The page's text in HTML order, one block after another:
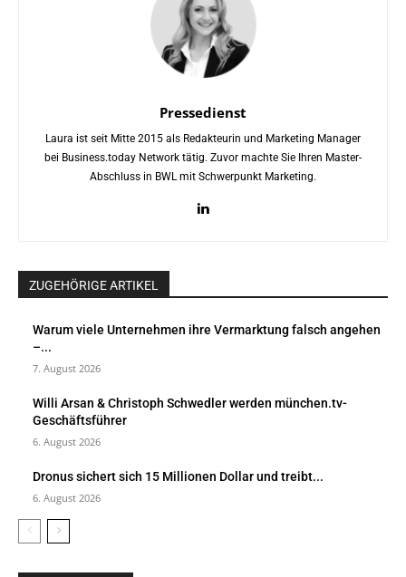
Pressedienst
Laura ist seit Mitte 2015 als Redakteurin und Marketing Manager
bei Business.today Network tätig. Zuvor machte Sie Ihren Master-
Abschluss in BWL mit Schwerpunkt Marketing.
ZUGEHÖRIGE ARTIKEL
Warum viele Unternehmen ihre Vermarktung falsch angehen
–...
7. August 2026
Willi Arsan & Christoph Schwedler werden münchen.tv-
Geschäftsführer
6. August 2026
Dronus sichert sich 15 Millionen Dollar und treibt...
6. August 2026